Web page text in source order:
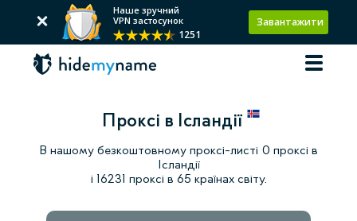
Наше зручний
VPN застосунок
1251
Завантажити
Проксі в Ісландії
В нашому безкоштовному проксі-листі 0 проксі в
Ісландії
і 16231 проксі в 65 країнах світу.